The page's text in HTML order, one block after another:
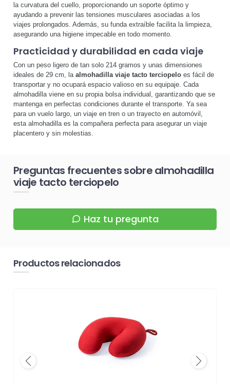
la curvatura del cuello, proporcionando un soporte óptimo y
ayudando a prevenir las tensiones musculares asociadas a los
viajes prolongados. Además, su funda extraíble facilita la limpieza,
asegurando una higiene impecable en todo momento.
Practicidad y durabilidad en cada viaje
Con un peso ligero de tan solo 214 gramos y unas dimensiones
ideales de 29 cm, la almohadilla viaje tacto terciopelo es fácil de
transportar y no ocupará espacio valioso en su equipaje. Cada
almohadilla viene en su propia bolsa individual, garantizando que se
mantenga en perfectas condiciones durante el transporte. Ya sea
para un vuelo largo, un viaje en tren o un trayecto en automóvil,
esta almohadilla es la compañera perfecta para asegurar un viaje
placentero y sin molestias.
Preguntas frecuentes sobre almohadilla
viaje tacto terciopelo
Haz tu pregunta
Productos relacionados
Previous Next